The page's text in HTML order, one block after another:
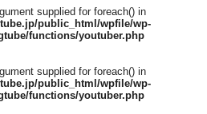
supplied for foreach() in
public_html/wpfile/wp-
functions/youtuber.php
supplied for foreach() in
public_html/wpfile/wp-
functions/youtuber.php